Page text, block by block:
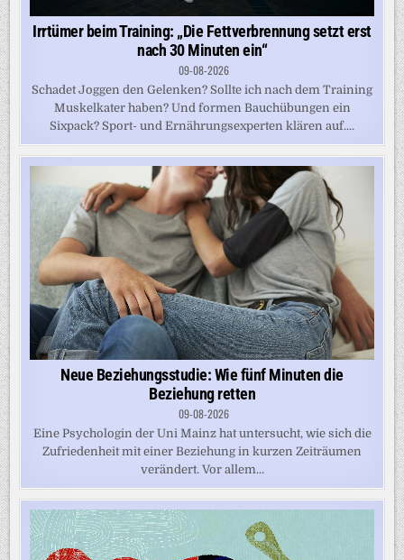
Irrtümer beim Training: „Die Fettverbrennung setzt erst
nach 30 Minuten ein“
09-08-2026
Schadet Joggen den Gelenken? Sollte ich nach dem Training
Muskelkater haben? Und formen Bauchübungen ein
Sixpack? Sport- und Ernährungsexperten klären auf....
Neue Beziehungsstudie: Wie fünf Minuten die
Beziehung retten
09-08-2026
Eine Psychologin der Uni Mainz hat untersucht, wie sich die
Zufriedenheit mit einer Beziehung in kurzen Zeiträumen
verändert. Vor allem...